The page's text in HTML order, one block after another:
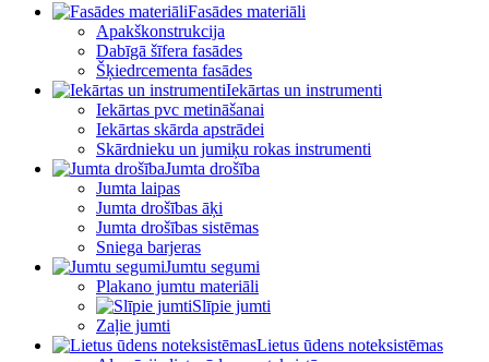
Fasādes materiāli
Apakškonstrukcija
Dabīgā šīfera fasādes
Šķiedrcementa fasādes
Iekārtas un instrumenti
Iekārtas pvc metināšanai
Iekārtas skārda apstrādei
Skārdnieku un jumiķu rokas instrumenti
Jumta drošība
Jumta laipas
Jumta drošības āķi
Jumta drošības sistēmas
Sniega barjeras
Jumtu segumi
Plakano jumtu materiāli
Slīpie jumti
Zaļie jumti
Lietus ūdens noteksistēmas